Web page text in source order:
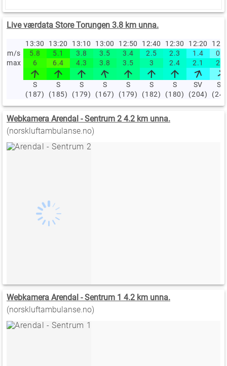
Live værdata Store Torungen 3.8 km unna.
13:30 13:20 13:10 13:00 12:50 12:40 12:30 12:20
m/s
5.8 5.1 3.8 3.5 3.4 2.5 2.3 1.4
0.9
max
6 6.4 4.3 3.8 3.5 3 2.4 2.1 2.2
S
(187)
S
(185)
S
(179)
S
(167)
S
(179)
S
(182)
S
(180)
SV
(204)
SV
Webkamera Arendal - Sentrum 2 4.2 km unna.
(norskluftambulanse.no)
Webkamera Arendal - Sentrum 1 4.2 km unna.
(norskluftambulanse.no)